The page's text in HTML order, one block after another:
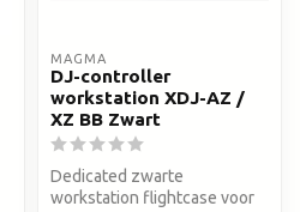
MAGMA
DJ-controller
workstation XDJ-AZ /
XZ BB Zwart
Dedicated zwarte
workstation flightcase voor